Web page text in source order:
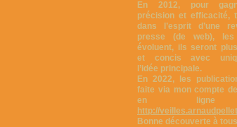
En 2012, pour
précision et efficacité,
dans l’esprit d’une
presse (de web), les
évoluent, ils seront
et concis avec
l’idée principale.
En 2022, les
faite via mon compte
en
http://
Bonne découverte à